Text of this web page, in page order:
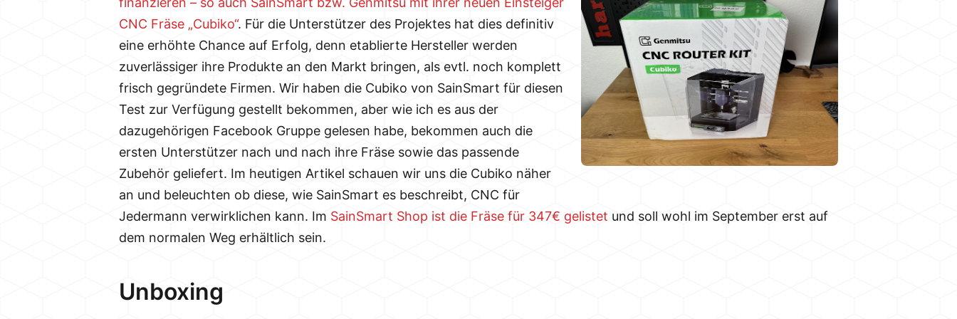
CNC Fräse „Cubiko“. Für die Unterstützer des Projektes hat dies definitiv
eine erhöhte Chance auf Erfolg, denn etablierte Hersteller werden
zuverlässiger ihre Produkte an den Markt bringen, als evtl. noch komplett
frisch gegründete Firmen. Wir haben die Cubiko von SainSmart für diesen
Test zur Verfügung gestellt bekommen, aber wie ich es aus der
dazugehörigen Facebook Gruppe gelesen habe, bekommen auch die
ersten Unterstützer nach und nach ihre Fräse sowie das passende
Zubehör geliefert. Im heutigen Artikel schauen wir uns die Cubiko näher
an und beleuchten ob diese, wie SainSmart es beschreibt, CNC für
Jedermann verwirklichen kann. Im SainSmart Shop ist die Fräse für 347€ gelistet und soll wohl im September erst auf
dem normalen Weg erhältlich sein.
Unboxing